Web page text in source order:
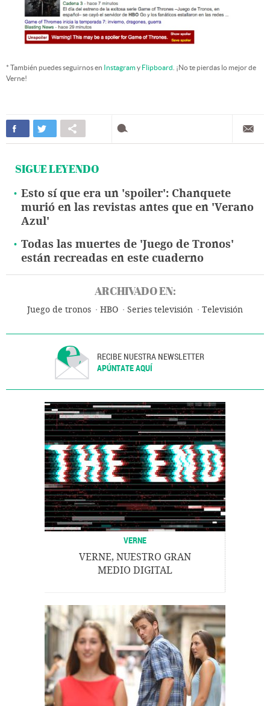
* También puedes seguirnos en Instagramy Flipboard . ¡No te pierdas lo mejor de
Verne!
SIGUE LEYENDO
Esto sí que era un 'spoiler': Chanquete
murió en las revistas antes que en 'Verano
Azul'
Todas las muertes de 'Juego de Tronos'
están recreadas en este cuaderno
ARCHIVADO EN:
Juego de tronos HBO Series televisión Televisión
RECIBE NUESTRA NEWSLETTER
APÚNTATE AQUÍ
VERNE
VERNE, NUESTRO GRAN
MEDIO DIGITAL